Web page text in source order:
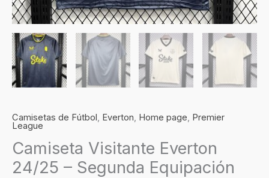
Camisetas de Fútbol , Everton, Home page, Premier
League
Camiseta Visitante Everton
24/25 – Segunda Equipación